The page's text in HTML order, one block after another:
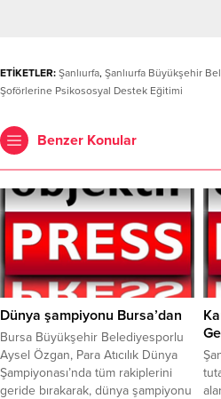
ETİKETLER: Şanlıurfa, Şanlıurfa Büyükşehir
Şoförlerine Psikososyal Destek Eğitimi
Benzer Konular
Dünya şampiyonu Bursa’dan
Bursa Büyükşehir Belediyesporlu
Aysel Özgan, Para Atıcılık Dünya
Şampiyonası’nda tüm rakiplerini
geride bırakarak, dünya şampiyonu